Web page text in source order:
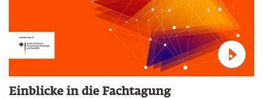
Einblicke in die Fachtagung